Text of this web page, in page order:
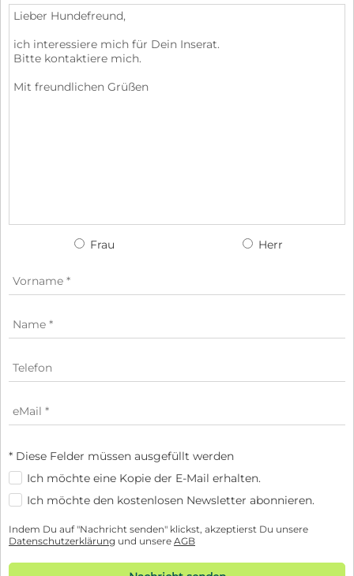
Frau Herr
* Diese Felder müssen ausgefüllt werden
Ich möchte eine Kopie der E-Mail erhalten.
Ich möchte den kostenlosen Newsletter abonnieren.
Indem Du auf "Nachricht senden" klickst, akzeptierst Du unsere
Datenschutzerklärung und unsere AGB